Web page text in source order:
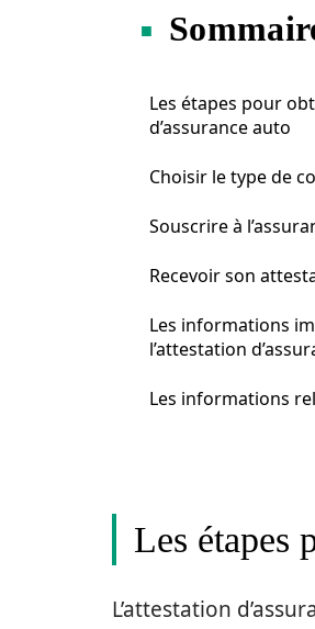
Les étapes pour
d’assurance auto
Choisir le type de
Souscrire à
Recevoir son
Les informations
l’attestation
Les informations
Les étapes
L’attestation